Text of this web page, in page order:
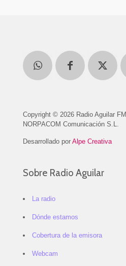
Copyright © 2026 Radio Aguilar FM
NORPACOM Comunicación S.L.
Desarrollado por Alpe Creativa
Sobre Radio Aguilar
La radio
Dónde estamos
Cobertura de la emisora
Webcam